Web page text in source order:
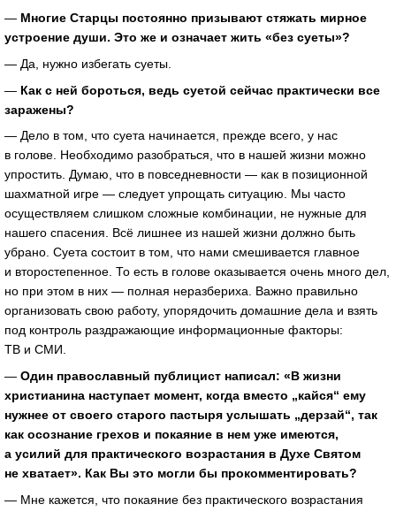
— Многие Старцы постоянно призывают стяжать мирное
устроение души. Это же и означает жить «без суеты»?
— Да, нужно избегать суеты.
— Как с ней бороться, ведь суетой сейчас практически все
заражены?
— Дело в том, что суета начинается, прежде всего, у нас
в голове. Необходимо разобраться, что в нашей жизни можно
упростить. Думаю, что в повседневности — как в позиционной
шахматной игре — следует упрощать ситуацию. Мы часто
осуществляем слишком сложные комбинации, не нужные для
нашего спасения. Всё лишнее из нашей жизни должно быть
убрано. Суета состоит в том, что нами смешивается главное
и второстепенное. То есть в голове оказывается очень много дел,
но при этом в них — полная неразбериха. Важно правильно
организовать свою работу, упорядочить домашние дела и взять
под контроль раздражающие информационные факторы:
ТВ и СМИ.
— Один православный публицист написал: «В жизни
христианина наступает момент, когда вместо „кайся“ ему
нужнее от своего старого пастыря услышать „дерзай“, так
как осознание грехов и покаяние в нем уже имеются,
а усилий для практического возрастания в Духе Святом
не хватает». Как Вы это могли бы прокомментировать?
— Мне кажется, что покаяние без практического возрастания